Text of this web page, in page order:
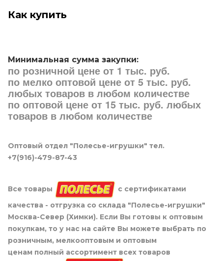
Как купить
Минимальная сумма закупки:
по розничной цене от 1 тыс. руб.
по мелко оптовой цене от 5 тыс. руб.
любых товаров в любом количестве
по оптовой цене от 15 тыс. руб. любых
товаров в любом количестве
Оптовый отдел "Полесье-игрушки" тел.
+7(916)-479-87-43
Все товары
с сертификатами
качества - отгрузка со склада "Полесье-игрушки"
Москва-Север (Химки). Если Вы готовы к оптовым
покупкам, то у нас на сайте Вы можете выбрать по
розничным, мелкооптовым и оптовым
ценам полный ассортимент всех товаров